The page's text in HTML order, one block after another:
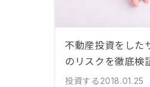
不動産投資をした
のリスクを徹底検
投資する 2018.01.25